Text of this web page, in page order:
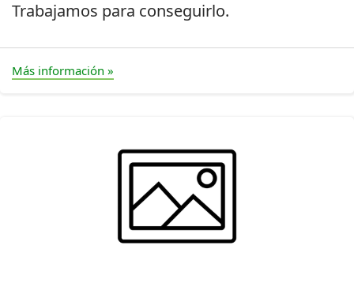
Trabajamos para conseguirlo.
Más información »